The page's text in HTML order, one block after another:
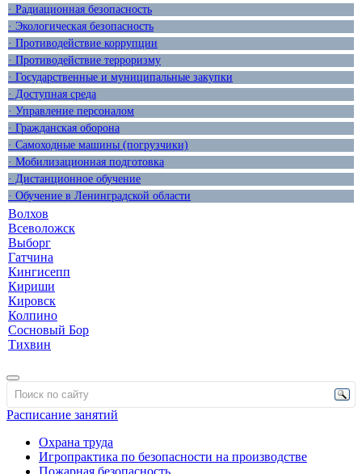
· Радиационная безопасность
· Экологическая безопасность
· Противодействие коррупции
· Противодействие терроризму
· Государственные и муниципальные закупки
· Доступная среда
· Управление персоналом
· Гражданская оборона
· Самоходные машины (погрузчики)
· Мобилизационная подготовка
· Дистанционное обучение
· Обучение в Ленинградской области
Волхов
Всеволожск
Выборг
Гатчина
Кингисепп
Кириши
Кировск
Колпино
Сосновый Бор
Тихвин
Расписание занятий
Охрана труда
Игропрактика по безопасности на производстве
Пожарная безопасность